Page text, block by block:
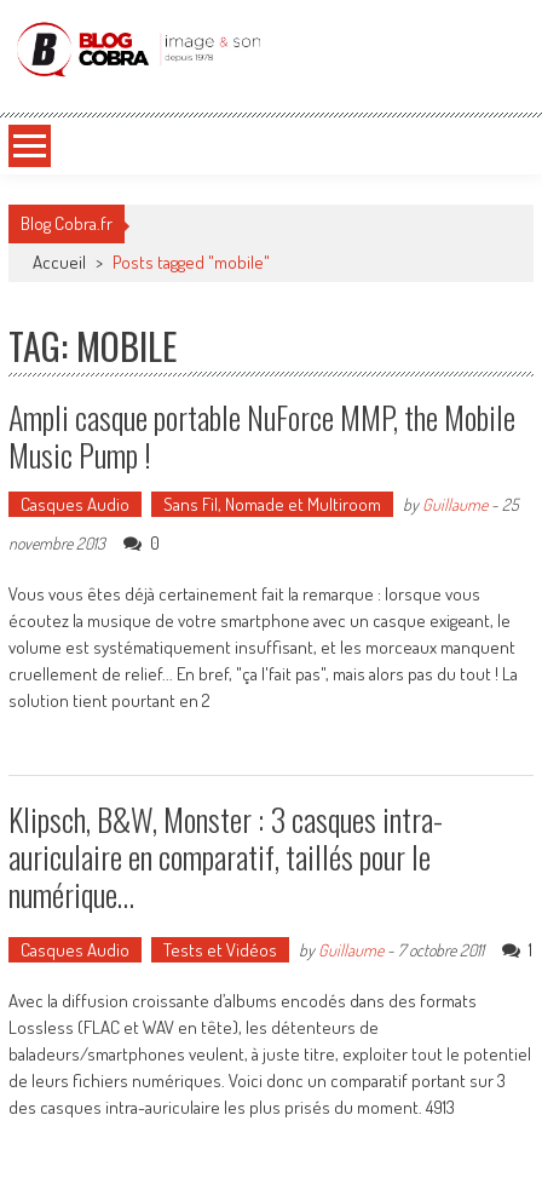
Blog Cobra
Blog Cobra.fr
Accueil > Posts tagged "mobile"
TAG: MOBILE
Ampli casque portable NuForce MMP, the Mobile
Music Pump !
Casques Audio Sans Fil, Nomade et Multiroom byGuillaume- 25
novembre 2013
0
Vous vous êtes déjà certainement fait la remarque : lorsque vous
écoutez la musique de votre smartphone avec un casque exigeant, le
volume est systématiquement insuffisant, et les morceaux manquent
cruellement de relief... En bref, "ça l'fait pas", mais alors pas du tout ! La
solution tient pourtant en 2
Klipsch, B&W, Monster : 3 casques intra-
auriculaire en comparatif, taillés pour le
numérique…
Casques Audio Tests et Vidéos byGuillaume- 7 octobre 2011 1
Avec la diffusion croissante d’albums encodés dans des formats
Lossless (FLAC et WAV en tête), les détenteurs de
baladeurs/smartphones veulent, à juste titre, exploiter tout le potentiel
de leurs fichiers numériques. Voici donc un comparatif portant sur 3
des casques intra-auriculaire les plus prisés du moment. 4913